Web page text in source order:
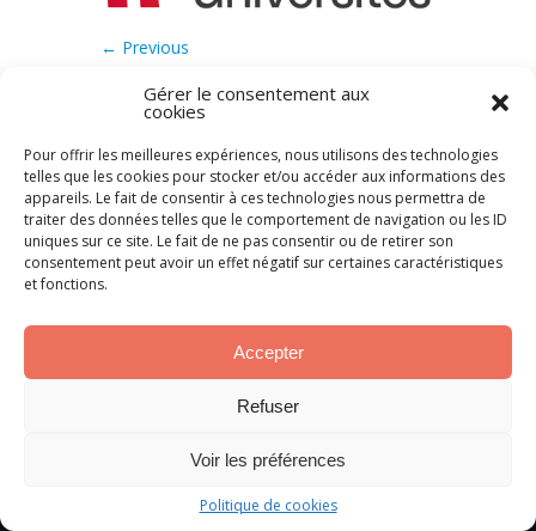
Gérer le consentement aux
cookies
Pour offrir les meilleures expériences, nous utilisons des technologies
telles que les cookies pour stocker et/ou accéder aux informations des
appareils. Le fait de consentir à ces technologies nous permettra de
traiter des données telles que le comportement de navigation ou les ID
uniques sur ce site. Le fait de ne pas consentir ou de retirer son
consentement peut avoir un effet négatif sur certaines caractéristiques
et fonctions.
Accepter
Refuser
Voir les préférences
Politique de cookies
← Previous